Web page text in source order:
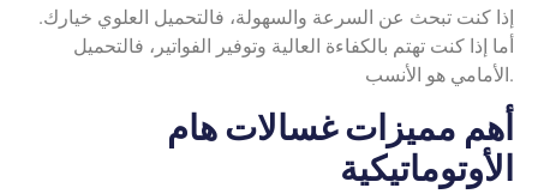
إذا كنت تبحث عن السرعة والسهولة، فالتحميل العلوي خيارك.
أما إذا كنت تهتم بالكفاءة العالية وتوفير الفواتير، فالتحميل
الأمامي هو الأنسب.
أهم مميزات غسالات هام
الأوتوماتيكية